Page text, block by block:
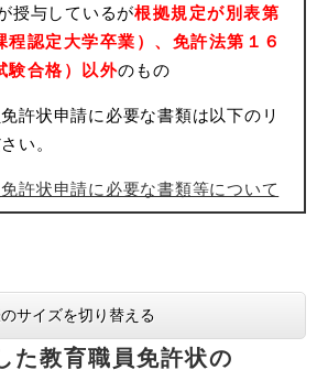
授与しているが根拠規定が別表第
程認定大学卒業）、免許法第１６
験合格）以外のもの
許状申請に必要な書類は以下のリ
い。
許状申請に必要な書類等について
サイズを切り替える
た教育職員免許状の